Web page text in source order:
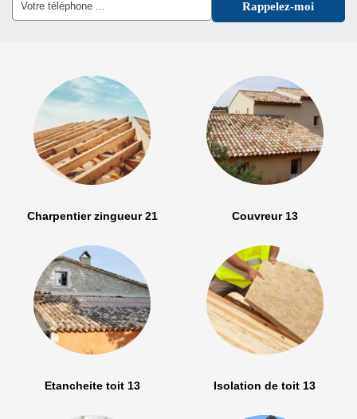
Charpentier zingueur 21 Couvreur 13
Etancheite toit 13 Isolation de toit 13